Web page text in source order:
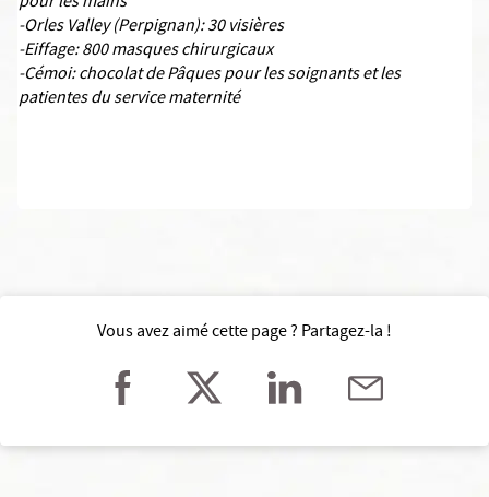
-Orles Valley (Perpignan): 30 visières
-Eiffage: 800 masques chirurgicaux
-Cémoi: chocolat de Pâques pour les soignants et les
patientes du service maternité
Vous avez aimé cette page ? Partagez-la !